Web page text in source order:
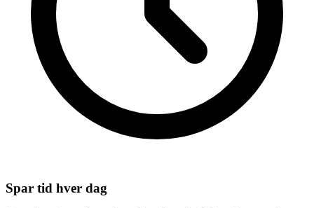
Spar tid hver dag